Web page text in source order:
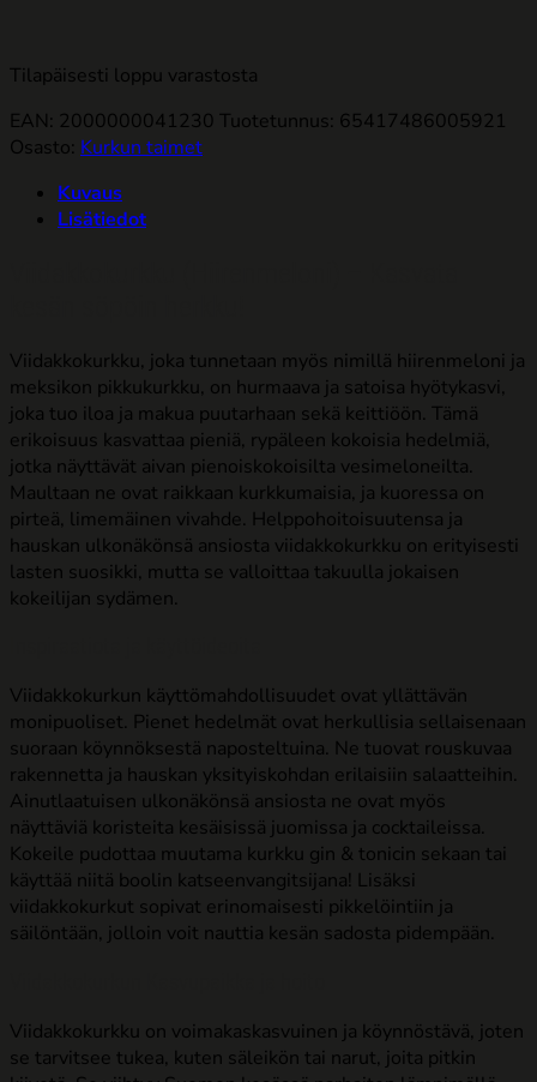
Tilapäisesti loppu varastosta
EAN: 2000000041230 Tuotetunnus: 65417486005921
Osasto: Kurkun taimet
Kuvaus
Lisätiedot
Viidakkokurkku, joka tunnetaan myös nimillä hiirenmeloni ja
meksikon pikkukurkku, on hurmaava ja satoisa hyötykasvi,
joka tuo iloa ja makua puutarhaan sekä keittiöön. Tämä
erikoisuus kasvattaa pieniä, rypäleen kokoisia hedelmiä,
jotka näyttävät aivan pienoiskokoisilta vesimeloneilta.
Maultaan ne ovat raikkaan kurkkumaisia, ja kuoressa on
pirteä, limemäinen vivahde. Helppohoitoisuutensa ja
hauskan ulkonäkönsä ansiosta viidakkokurkku on erityisesti
lasten suosikki, mutta se valloittaa takuulla jokaisen
kokeilijan sydämen.
Viidakkokurkun käyttömahdollisuudet ovat yllättävän
monipuoliset. Pienet hedelmät ovat herkullisia sellaisenaan
suoraan köynnöksestä naposteltuina. Ne tuovat rouskuvaa
rakennetta ja hauskan yksityiskohdan erilaisiin salaatteihin.
Ainutlaatuisen ulkonäkönsä ansiosta ne ovat myös
näyttäviä koristeita kesäisissä juomissa ja cocktaileissa.
Kokeile pudottaa muutama kurkku gin & tonicin sekaan tai
käyttää niitä boolin katseenvangitsijana! Lisäksi
viidakkokurkut sopivat erinomaisesti pikkelöintiin ja
säilöntään, jolloin voit nauttia kesän sadosta pidempään.
Viidakkokurkku on voimakaskasvuinen ja köynnöstävä, joten
se tarvitsee tukea, kuten säleikön tai narut, joita pitkin